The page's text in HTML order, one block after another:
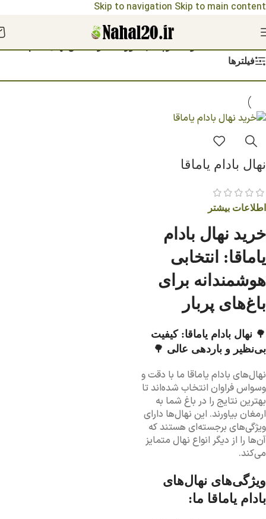
Skip to navigation Skip to main content
مشاهده قیمت نهال ها 1404
خانه/
فیلترها
نهال بادام یاماقا
اطلاعات بیشتر
خرید نهال بادام
یاماقا: انتخابی
هوشمندانه برای
باغ‌های پربار
🌳 نهال بادام یاماقا: کیفیت
بی‌نظیر و باردهی عالی 🌳
نهال‌های بادام یاماقا ما با دقت و
وسواس فراوان انتخاب شده‌اند تا
بهترین نتایج را در باغ شما به
ارمغان بیاورند. این نهال‌ها دارای
ویژگی‌های برجسته‌ای هستند که
آن‌ها را از دیگر انواع نهال متمایز
می‌کند.
ویژگی‌های نهال‌های
بادام یاماقا ما: